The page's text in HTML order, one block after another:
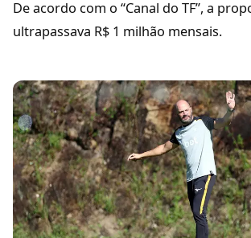
De acordo com o “Canal do TF”, a
ultrapassava R$ 1 milhão mensais.